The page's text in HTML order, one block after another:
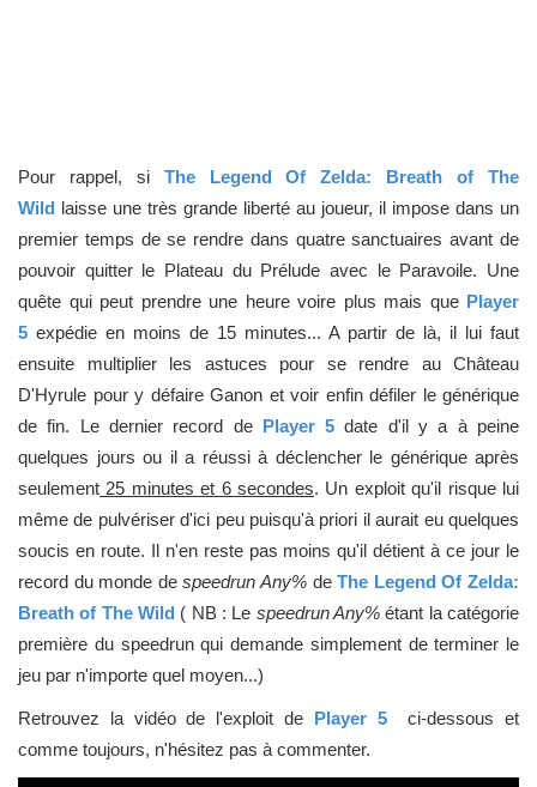
Pour rappel, si The Legend Of Zelda: Breath of The
Wild laisse une très grande liberté au joueur, il impose dans un
premier temps de se rendre dans quatre sanctuaires avant de
pouvoir quitter le Plateau du Prélude avec le Paravoile. Une
quête qui peut prendre une heure voire plus mais que Player
5 expédie en moins de 15 minutes... A partir de là, il lui faut
ensuite multiplier les astuces pour se rendre au Château
D'Hyrule pour y défaire Ganon et voir enfin défiler le générique
de fin. Le dernier record de Player 5 date d'il y a à peine
quelques jours ou il a réussi à déclencher le générique après
seulement 25 minutes et 6 secondes. Un exploit qu'il risque lui
même de pulvériser d'ici peu puisqu'à priori il aurait eu quelques
soucis en route. Il n'en reste pas moins qu'il détient à ce jour le
record du monde despeedrun Any% deThe Legend Of Zelda:
Breath of The Wild ( NB : Le speedrun Any%étant la catégorie
première du speedrun qui demande simplement de terminer le
jeu par n'importe quel moyen...)
Retrouvez la vidéo de l'exploit de Player 5ci-dessous et
comme toujours, n'hésitez pas à commenter.